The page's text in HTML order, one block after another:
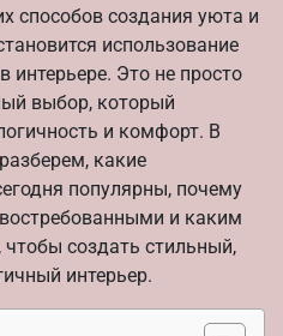
способов создания уюта и
использование
интерьере. Это не просто
выбор, который
и комфорт. В
какие
популярны, почему
и каким
создать стильный,
интерьер.